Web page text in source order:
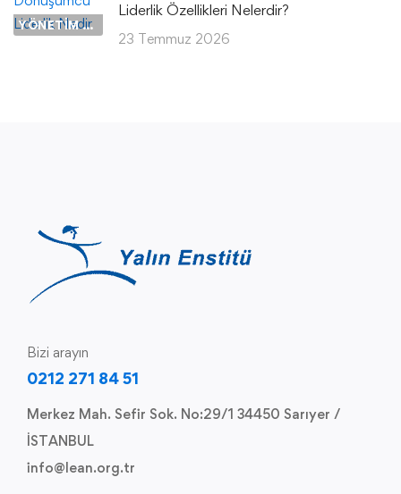
YÖNETIM VE LIDERLIK
Liderlik Özellikleri Nelerdir?
23 Temmuz 2026
Bizi arayın
0212 271 84 51
Merkez Mah. Sefir Sok. No:29/1 34450 Sarıyer /
İSTANBUL
info@lean.org.tr